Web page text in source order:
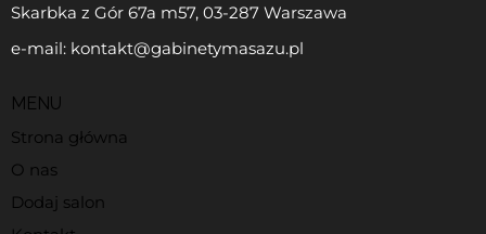
Skarbka z Gór 67a m57, 03-287 Warszawa
e-mail: kontakt@gabinetymasazu.pl
MENU
Strona główna
O nas
Dodaj salon